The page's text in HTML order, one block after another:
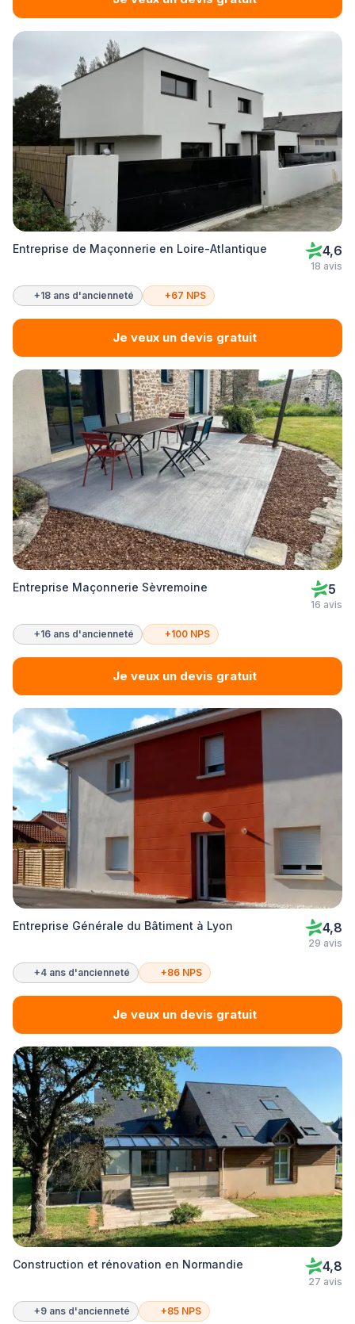
Entreprise de Maçonnerie en Loire-Atlantique 4,6
18 avis
+18 ans d'ancienneté +67 NPS
Je veux un devis gratuit
Entreprise Maçonnerie Sèvremoine 5
16 avis
+16 ans d'ancienneté +100 NPS
Je veux un devis gratuit
Entreprise Générale du Bâtiment à Lyon 4,8
29 avis
+4 ans d'ancienneté +86 NPS
Je veux un devis gratuit
Construction et rénovation en Normandie 4,8
27 avis
+9 ans d'ancienneté +85 NPS